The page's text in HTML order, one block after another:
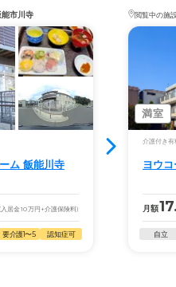
能市川寺
ム 飯能川寺
(入居金10万円 +介護保険料)
要介護1〜5 認知症可
閲覧中の施
満室
介護付き有
ヨウ
月額
自立